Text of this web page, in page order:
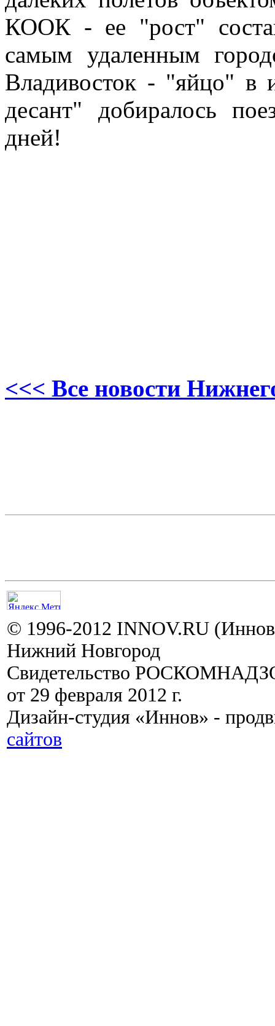
КООК - ее "рост"
самым удаленным
Владивосток - "яйцо" в
десант" добиралось
дней!
<<< Все новости
© 1996-2012 INNOV.RU
Нижний Новгород
Свидетельство
от 29 февраля 2012 г.
Дизайн-студия «Иннов» -
сайтов